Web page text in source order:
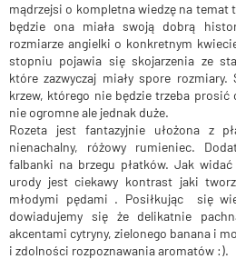
mądrzejsi o kompletna wiedzę na temat
będzie ona miała swoją dobrą
rozmiarze angielki o konkretnym
stopniu pojawia się skojarzenia ze
które zazwyczaj miały spore
krzew, którego nie będzie trzeba prosić
nie ogromne ale jednak duże.
Rozeta jest fantazyjnie ułożona z
nienachalny, różowy rumieniec.
falbanki na brzegu płatków. Jak
urody jest ciekawy kontrast jaki
młodymi pędami . Posiłkując się
dowiadujemy się że delikatnie
akcentami cytryny, zielonego banana i
i zdolności rozpoznawania aromatów :).